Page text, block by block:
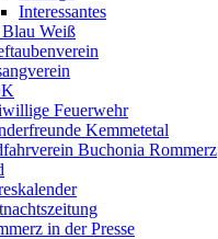
Interessantes
Weiß
Feuerwehr
Kemmetetal
Buchonia Rommerz
in der Presse